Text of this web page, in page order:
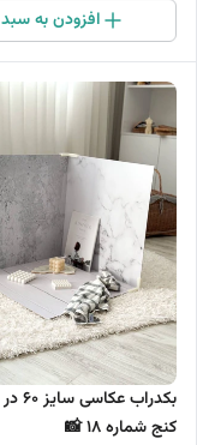
افزودن به سبد
کنج شماره 18 📸